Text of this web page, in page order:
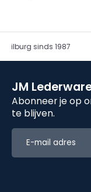
Tilburg sinds 1987
JM
Abonneer je op
te blijven.